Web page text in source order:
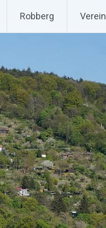
Robberg Verein